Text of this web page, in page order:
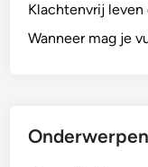
Klachtenvrij
Wanneer mag je
Onderwerpen